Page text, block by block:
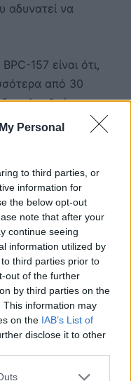
Personal
to third parties, or
information for
the below opt-out
note that after your
continue seeing
information utilized by
third parties prior to
out of the further
by third parties on the
This information may
on the IAB’s List of
disclose it to other
αδυνατεί να
157 είναι ότι,
από 30
να
σε ζώα και
σε ανθρώπους.
επίσης επισημάνει
γύρω από το
γεγονός που
πριν